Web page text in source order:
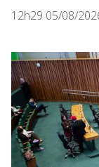
12h29 05/08/